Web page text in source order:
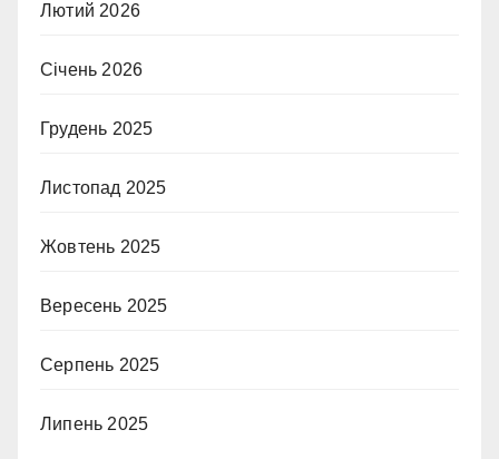
Лютий 2026
Січень 2026
Грудень 2025
Листопад 2025
Жовтень 2025
Вересень 2025
Серпень 2025
Липень 2025